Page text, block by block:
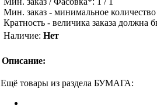
Мин. заказ - минимальное количество
Кратность - величика заказа должна
Наличие: Нет
Описание:
Ещё товары из раздела БУМАГА: